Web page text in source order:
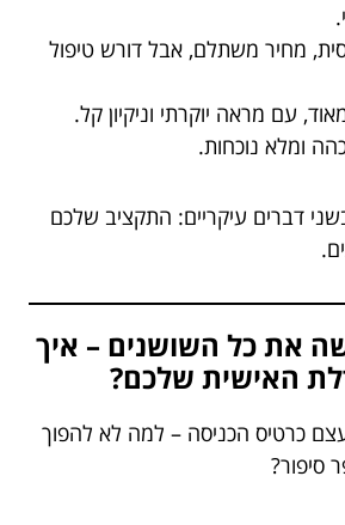
מחיר משתלם, אבל דורש טיפול
עם מראה יוקרתי וניקיון קל.
ומלא נוכחות.
דברים עיקריים: התקציב שלכם
את כל השושנים – איך
האישית שלכם?
כרטיס הכניסה – למה לא להפוך
סיפור?